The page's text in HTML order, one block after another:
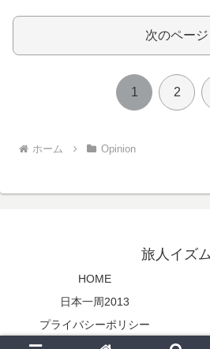
次のページ
1 2
ホーム Opinion
旅人イズム
HOME
日本一周2013
プライバシーポリシー